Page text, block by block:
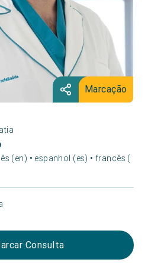
Marcação
(en) • espanhol (es) • francês (
Consulta